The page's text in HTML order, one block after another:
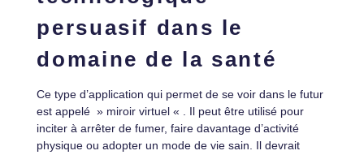
persuasif dans le
domaine de la santé
Ce type d’application qui permet de se voir dans le futur
est appelé » miroir virtuel « . Il peut être utilisé pour
inciter à arrêter de fumer, faire davantage d’activité
physique ou adopter un mode de vie sain. Il devrait